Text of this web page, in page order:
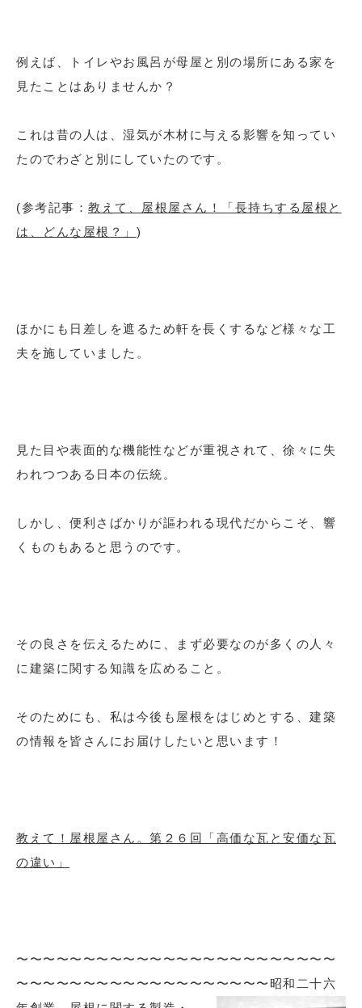
例えば、トイレやお風呂が母屋と別の場所にある家を
見たことはありませんか？
これは昔の人は、湿気が木材に与える影響を知ってい
たのでわざと別にしていたのです。
(参考記事： 教えて、屋根屋さん！「長持ちする屋根と
は、どんな屋根？」 )
ほかにも日差しを遮るため軒を長くするなど様々な工
夫を施していました。
見た目や表面的な機能性などが重視されて、徐々に失
われつつある日本の伝統。
しかし、便利さばかりが謳われる現代だからこそ、響
くものもあると思うのです。
その良さを伝えるために、まず必要なのが多くの人々
に建築に関する知識を広めること。
そのためにも、私は今後も屋根をはじめとする、建築
の情報を皆さんにお届けしたいと思います！
教えて！屋根屋さん。第２６回「高価な瓦と安価な瓦
の違い」
〜〜〜〜〜〜〜〜〜〜〜〜〜〜〜〜〜〜〜〜〜〜〜〜
〜〜〜〜〜〜〜〜〜〜〜〜〜〜〜〜〜〜〜 昭和二十六